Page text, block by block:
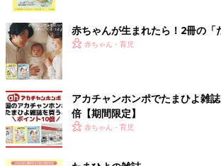
赤ちゃんが生まれたら！2冊の「
赤ちゃん・育児
アカチャンホンポでたまひよ雑
倍【期間限定】
赤ちゃん・育児